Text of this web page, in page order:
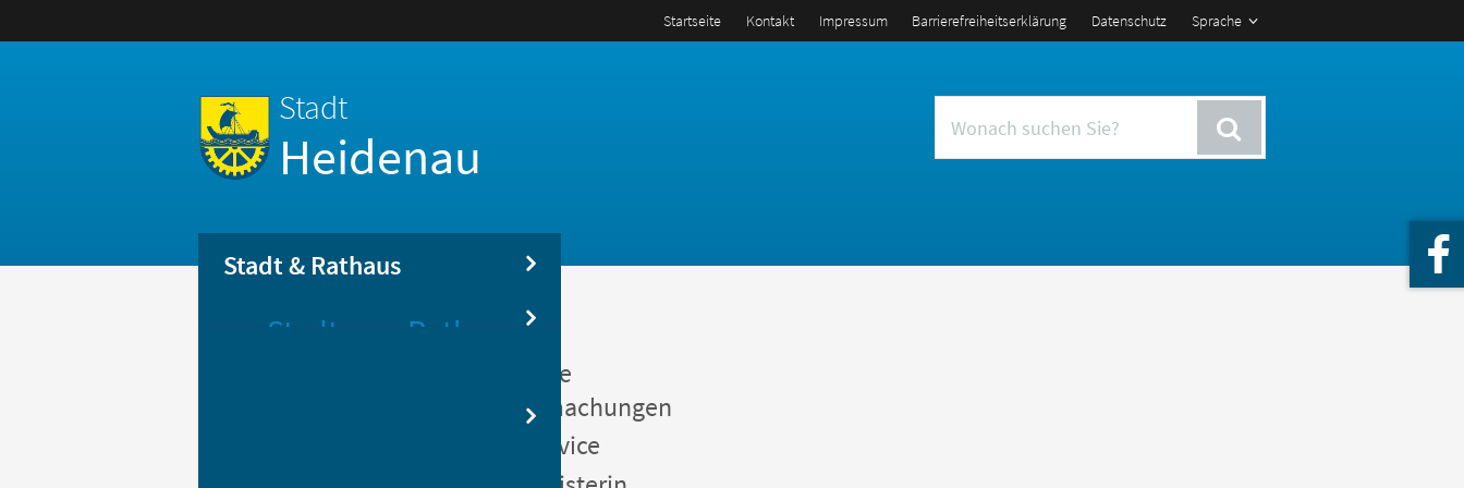
Sprache
Startseite Kontakt Impressum Barrierefreiheitserklärung Datenschutz
Stadt
Heidenau
Stadt & Rathaus
Stadt Rathaus
Öffentliche
Bekanntmachungen
Bürgerservice